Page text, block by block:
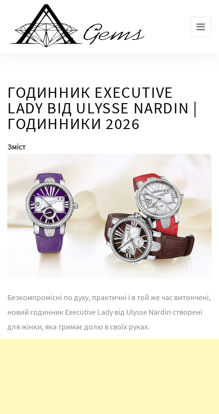
ГОДИННИК EXECUTIVE
LADY ВІД ULYSSE NARDIN |
ГОДИННИКИ 2026
Зміст
Безкомпромісні по духу, практичні і в той же час витончені,
новий годинник Executive Lady від Ulysse Nardin створені
для жінки, яка тримає долю в своїх руках.